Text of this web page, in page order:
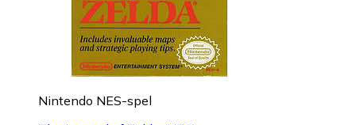
Nintendo NES-spel